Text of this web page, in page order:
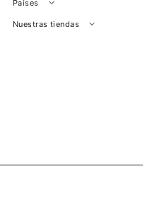
Países
Perú
Nuestras tiendas